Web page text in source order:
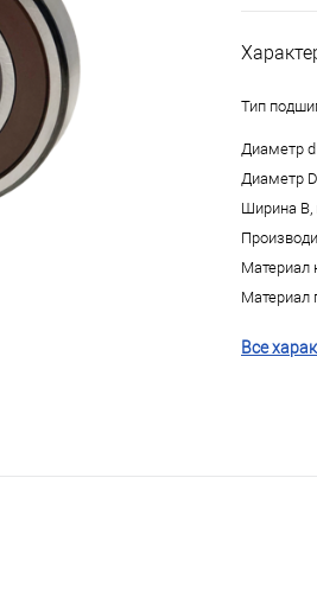
Тип
Диаметр
Диаметр
Ширина
Материал
Материал
Все